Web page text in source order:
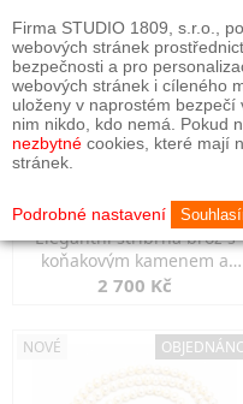
Elegantní stříbrná brož s
koňakovým kamenem a
markazity
2 700 Kč
NOVÉ
Firma STUDIO 1809, s.r.o.,
webových stránek
bezpečnosti a pro
webových stránek i cíleného
uloženy v naprostém
nim nikdo, kdo nemá. Pokud
nezbytné cookies, které mají
stránek.
Podrobné nastavení